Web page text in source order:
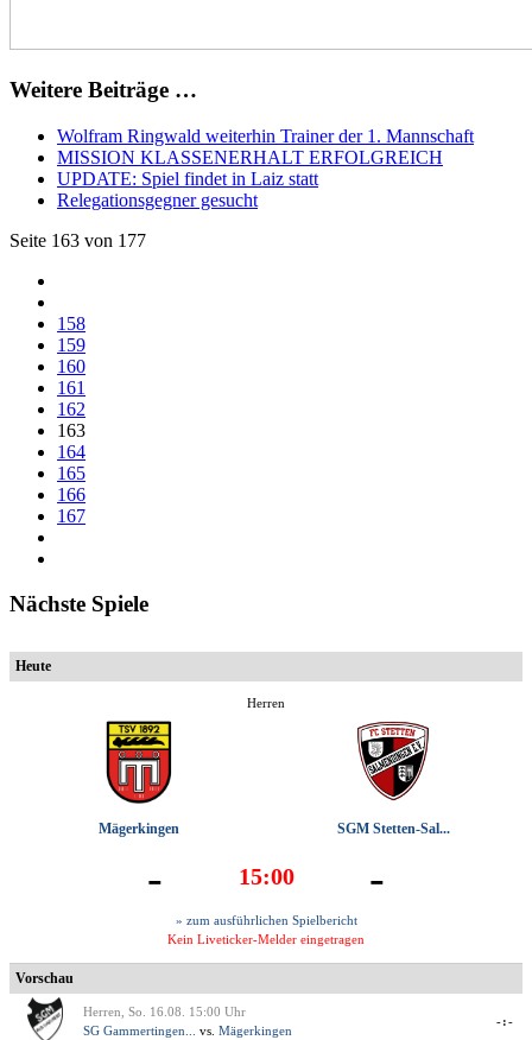
Weitere Beiträge …
Wolfram Ringwald weiterhin Trainer der 1. Mannschaft
MISSION KLASSENERHALT ERFOLGREICH
UPDATE: Spiel findet in Laiz statt
Relegationsgegner gesucht
Seite 163 von 177
158
159
160
161
162
163
164
165
166
167
Nächste Spiele
Heute
Herren
Mägerkingen SGM Stetten-Sal...
- 15:00 -
» zum ausführlichen Spielbericht
Kein Liveticker-Melder eingetragen
Vorschau
Herren, So. 16.08. 15:00 Uhr
SG Gammertingen...
vs. Mägerkingen
-:-